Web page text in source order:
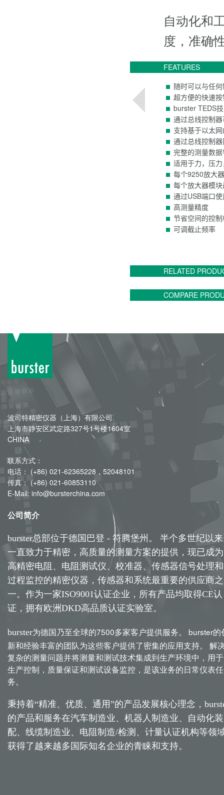
自动化和
度，准确
FEATURES
随时可以与任
超方便的快速
burster TEDS
通过总线控制
支持基于以太
通过总线控制
完整的测量数
适用于力，压
每个9250放大
每个放大器模
通过USB端口
高测量精度
节省空间的控
可调截止频率
RELATED
COMPARE
波司特精密仪器（上海）有限公司
上海市静安区武定路327号1号楼1604室
CHINA
联系方式：
电话： (+86) 021-62365228，52048101
传真： (+86) 021-60853110
E-Mail: info@bursterchina.com
公司简介
burster总部位于德国巴登 - 符腾堡州。 半个多世纪以来
一直致力于精密，高质量的测量方案的提供，现已成为
高精密电阻、电阻测试仪、校准器、传感器信号处理和
过程监控的精密仪器，传感器和系统最重要的供应商之
一。作为一家ISO9001认证企业，所有产品均取得CE认
证，拥有欧洲DKD高品质认证实验室。
burster为德国乃至全球的7500多家客户提供服务。 burster的
新和经验丰富的团队为这些客户提供了密集的应用支持。 解
复杂的测量问题并将测量和测试技术集成到生产环境中，用于
生产控制，质量保证和测试设备监控，是该业务的日常仪表任
务。
秉持着“精准、优质、通用”的产品发展核心理念，
的产品和服务在汽车制造业、机器人制造业、自动化装
配、线缆制造业、电阻制造/检测、计量认证机构等领
获得了越来越多国际知名企业的青睐和支持。